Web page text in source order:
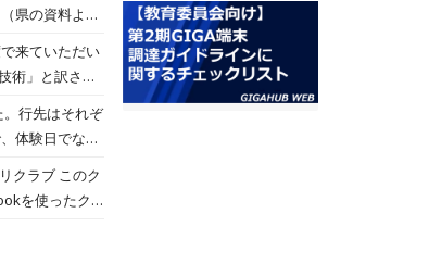
県の資料より
っています。
来ていただい
術」と訳され
、学校では、
行先はそれぞ
体験日でない
クラブ このク
を使ったク